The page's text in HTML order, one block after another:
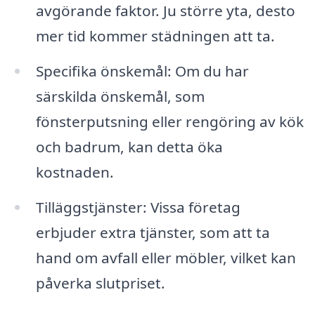
avgörande faktor. Ju större yta, desto
mer tid kommer städningen att ta.
Specifika önskemål: Om du har
särskilda önskemål, som
fönsterputsning eller rengöring av kök
och badrum, kan detta öka
kostnaden.
Tilläggstjänster: Vissa företag
erbjuder extra tjänster, som att ta
hand om avfall eller möbler, vilket kan
påverka slutpriset.